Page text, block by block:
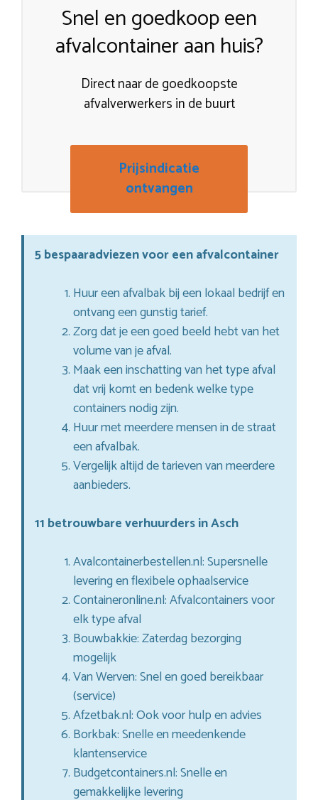
Snel en goedkoop een
afvalcontainer aan huis?
Direct naar de goedkoopste
afvalverwerkers in de buurt
Prijsindicatie
ontvangen
5 bespaaradviezen voor een afvalcontainer
Huur een afvalbak bij een lokaal bedrijf en
ontvang een gunstig tarief.
Zorg dat je een goed beeld hebt van het
volume van je afval.
Maak een inschatting van het type afval
dat vrij komt en bedenk welke type
containers nodig zijn.
Huur met meerdere mensen in de straat
een afvalbak.
Vergelijk altijd de tarieven van meerdere
aanbieders.
11 betrouwbare verhuurders in Asch
Avalcontainerbestellen.nl: Supersnelle
levering en flexibele ophaalservice
Containeronline.nl: Afvalcontainers voor
elk type afval
Bouwbakkie: Zaterdag bezorging
mogelijk
Van Werven: Snel en goed bereikbaar
(service)
Afzetbak.nl: Ook voor hulp en advies
Borkbak: Snelle en meedenkende
klantenservice
Budgetcontainers.nl: Snelle en
gemakkelijke levering